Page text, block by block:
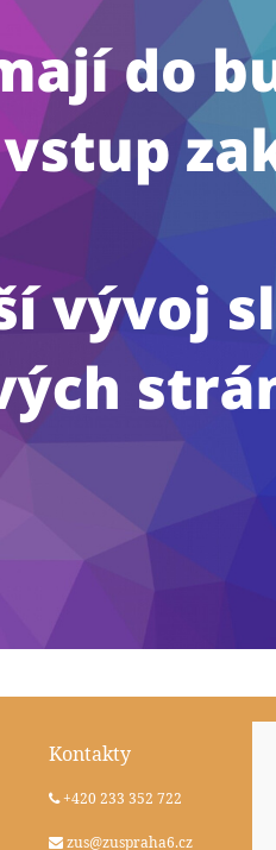
Kontakty
+420 233 352 722
zus@zuspraha6.cz